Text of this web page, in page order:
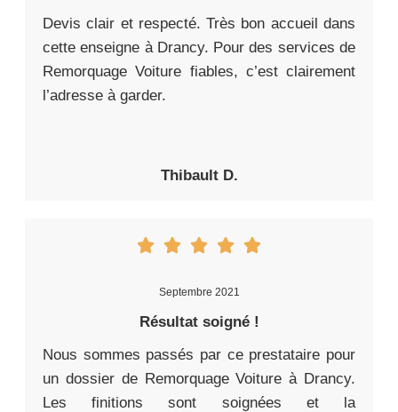
Devis clair et respecté. Très bon accueil dans
cette enseigne à Drancy. Pour des services de
Remorquage Voiture fiables, c’est clairement
l’adresse à garder.
Thibault D.
Septembre 2021
Résultat soigné !
Nous sommes passés par ce prestataire pour
un dossier de Remorquage Voiture à Drancy.
Les finitions sont soignées et la